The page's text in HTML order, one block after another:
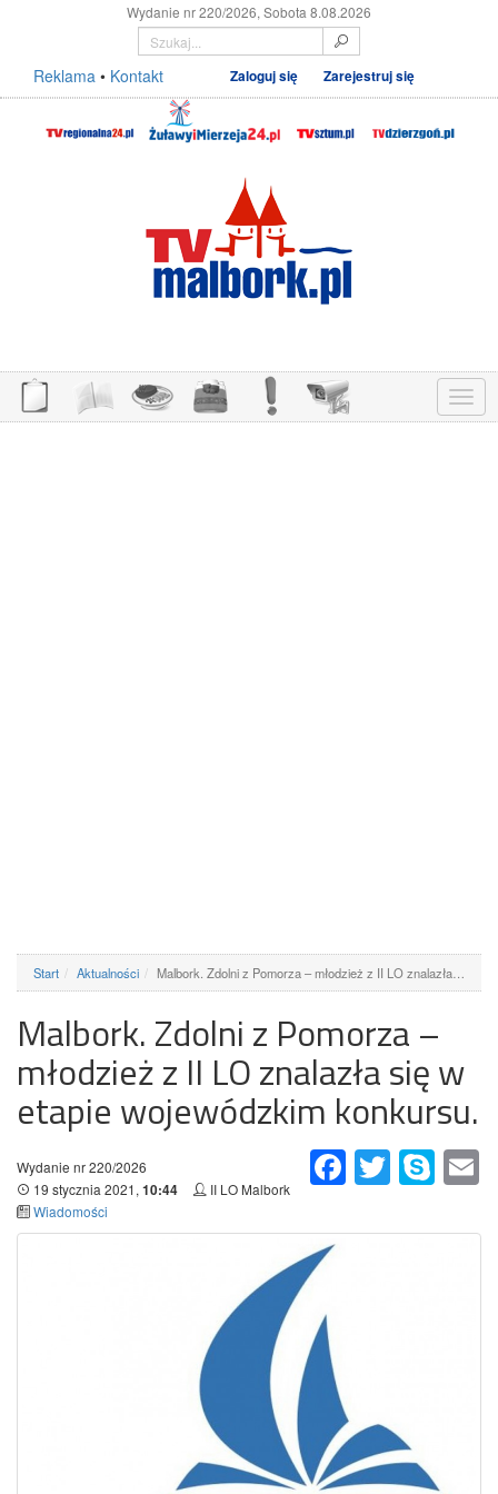
Wydanie nr 220/2026, Sobota 8.08.2026
Reklama • Kontakt Zaloguj się Zarejestruj się
Menu
Start Aktualności Malbork. Zdolni z Pomorza – młodzież z II LO znalazła…
Malbork. Zdolni z Pomorza –
młodzież z II LO znalazła się w
etapie wojewódzkim konkursu.
FacebookTwitter Skype
Wydanie nr 220/2026
19 stycznia 2021, 10:44
II LO Malbork
Wiadomości